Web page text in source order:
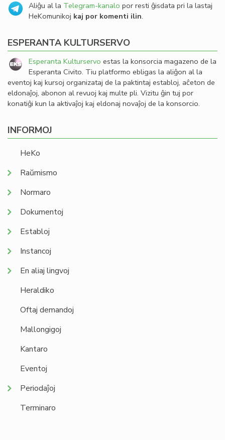
Aliĝu al la Telegram-kanalo por resti ĝisdata pri la lastaj
HeKomunikoj kaj por komenti ilin.
ESPERANTA KULTURSERVO
Esperanta Kulturservo estas la konsorcia magazeno de la
Esperanta Civito. Tiu platformo ebligas la aliĝon al la
eventoj kaj kursoj organizataj de la paktintaj establoj, aĉeton de
eldonaĵoj, abonon al revuoj kaj multe pli. Vizitu ĝin tuj por
konatiĝi kun la aktivaĵoj kaj eldonaj novaĵoj de la konsorcio.
INFORMOJ
HeKo
Raŭmismo
Normaro
Dokumentoj
Establoj
Instancoj
En aliaj lingvoj
Heraldiko
Oftaj demandoj
Mallongigoj
Kantaro
Eventoj
Periodaĵoj
Terminaro